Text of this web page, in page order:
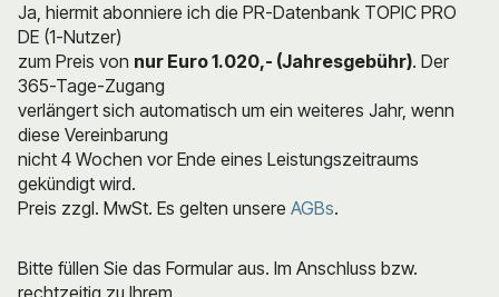
Ja, hiermit abonniere ich die PR-Datenbank TOPIC PRO
DE (1-Nutzer)
zum Preis von nur Euro 1.020,- (Jahresgebühr). Der
365-Tage-Zugang
verlängert sich automatisch um ein weiteres Jahr, wenn
diese Vereinbarung
nicht 4 Wochen vor Ende eines Leistungszeitraums
gekündigt wird.
Preis zzgl. MwSt. Es gelten unsere AGBs.
Bitte füllen Sie das Formular aus. Im Anschluss bzw.